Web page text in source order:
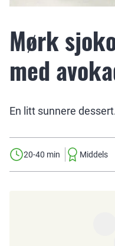
Mørk
med
En litt sunnere
20-40 min Middels